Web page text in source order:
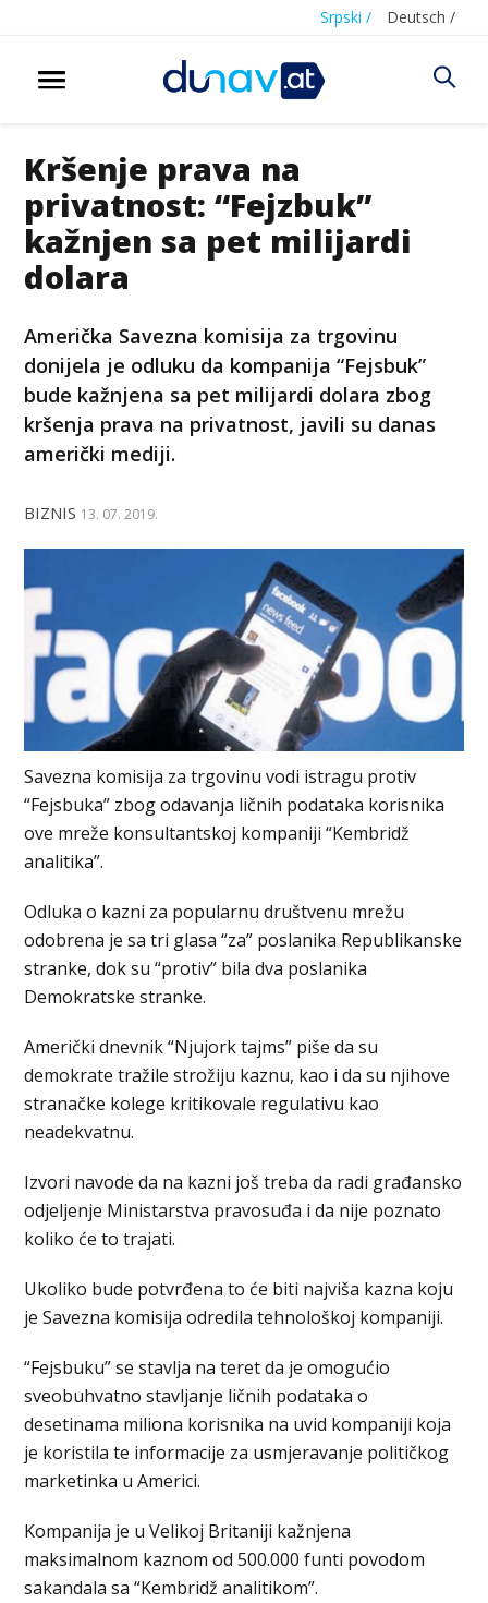
Srpski / Deutsch /
Kršenje prava na
privatnost: “Fejzbuk”
kažnjen sa pet milijardi
dolara
Američka Savezna komisija za trgovinu
donijela je odluku da kompanija “Fejsbuk”
bude kažnjena sa pet milijardi dolara zbog
kršenja prava na privatnost, javili su danas
američki mediji.
BIZNIS 13. 07. 2019.
Savezna komisija za trgovinu vodi istragu protiv
“Fejsbuka” zbog odavanja ličnih podataka korisnika
ove mreže konsultantskoj kompaniji “Kembridž
analitika”.
Odluka o kazni za popularnu društvenu mrežu
odobrena je sa tri glasa “za” poslanika Republikanske
stranke, dok su “protiv” bila dva poslanika
Demokratske stranke.
Američki dnevnik “Njujork tajms” piše da su
demokrate tražile strožiju kaznu, kao i da su njihove
stranačke kolege kritikovale regulativu kao
neadekvatnu.
Izvori navode da na kazni još treba da radi građansko
odjeljenje Ministarstva pravosuđa i da nije poznato
koliko će to trajati.
Ukoliko bude potvrđena to će biti najviša kazna koju
je Savezna komisija odredila tehnološkoj kompaniji.
“Fejsbuku” se stavlja na teret da je omogućio
sveobuhvatno stavljanje ličnih podataka o
desetinama miliona korisnika na uvid kompaniji koja
je koristila te informacije za usmjeravanje političkog
marketinka u Americi.
Kompanija je u Velikoj Britaniji kažnjena
maksimalnom kaznom od 500.000 funti povodom
sakandala sa “Kembridž analitikom”.